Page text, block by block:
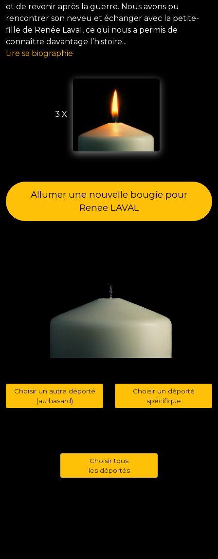
et de revenir après la guerre. Nous avons pu
rencontrer son neveu et échanger avec la petite-
fille de Renée Laval, ce qui nous a permis de
connaître davantage l’histoire...
Lire sa biographie
3 X
Allumer une nouvelle bougie pour
Renee LAVAL
Choisir un autre déporté
(au hasard)
Choisir un déporté
spécifique
Choisir tous
les déportés